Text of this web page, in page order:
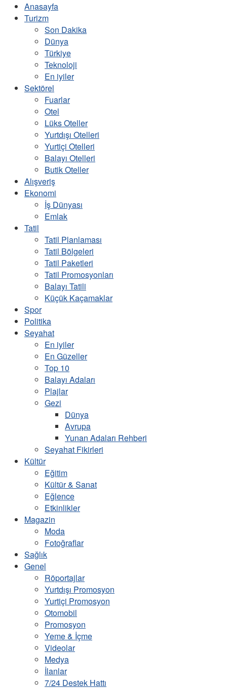
Anasayfa
Turizm
Son Dakika
Dünya
Türkiye
Teknoloji
En iyiler
Sektörel
Fuarlar
Otel
Lüks Oteller
Yurtdışı Otelleri
Yurtiçi Otelleri
Balayı Otelleri
Butik Oteller
Alışveriş
Ekonomi
İş Dünyası
Emlak
Tatil
Tatil Planlaması
Tatil Bölgeleri
Tatil Paketleri
Tatil Promosyonları
Balayı Tatili
Küçük Kaçamaklar
Spor
Politika
Seyahat
En iyiler
En Güzeller
Top 10
Balayı Adaları
Plajlar
Gezi
Dünya
Avrupa
Yunan Adaları Rehberi
Seyahat Fikirleri
Kültür
Eğitim
Kültür & Sanat
Eğlence
Etkinlikler
Magazin
Moda
Fotoğraflar
Sağlık
Genel
Röportajlar
Yurtdışı Promosyon
Yurtiçi Promosyon
Otomobil
Promosyon
Yeme & İçme
Videolar
Medya
İlanlar
7/24 Destek Hattı